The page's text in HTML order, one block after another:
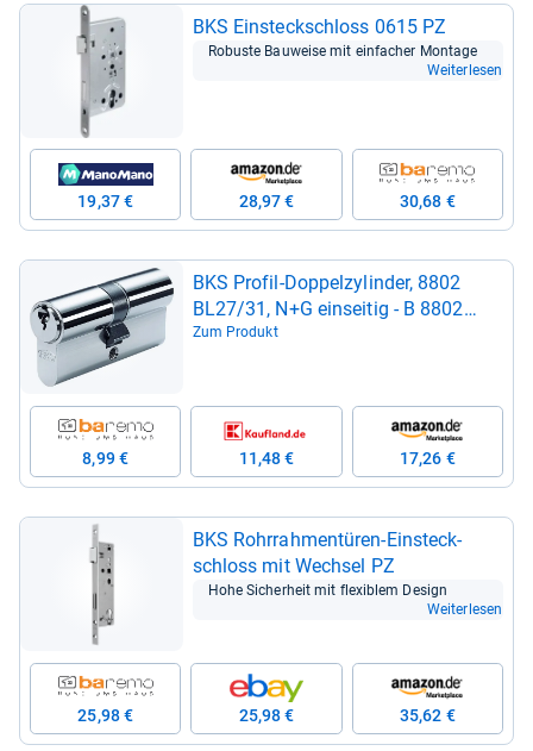
BKS Ein­steck­schloss 0615 PZ
Robuste Bau­weise mit ein­fa­cher Mon­tage
Weiterlesen
19,37 € 28,97 € 30,68 €
BKS Pro­fil-​Dop­pel­zy­lin­der, 8802
BL27/31, N+G ein­sei­tig -​ B 8802
0002
Zum Produkt
8,99 € 11,48 € 17,26 €
BKS Rohr­rah­men­tü­ren-​Ein­steck­
schloss mit Wech­sel PZ
Hohe Sicher­heit mit fle­xiblem Design
Weiterlesen
25,98 € 25,98 € 35,62 €